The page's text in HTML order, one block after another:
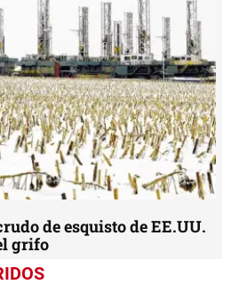
de esquisto de EE.UU.
grifo